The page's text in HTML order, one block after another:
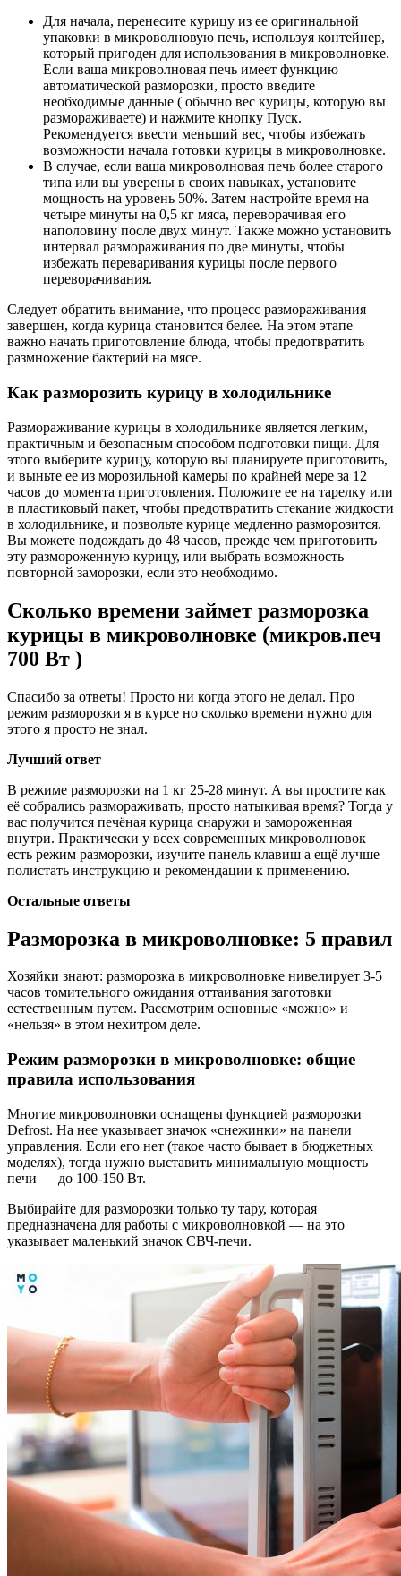
Для начала, перенесите курицу из ее оригинальной
упаковки в микроволновую печь, используя контейнер,
который пригоден для использования в микроволновке.
Если ваша микроволновая печь имеет функцию
автоматической разморозки, просто введите
необходимые данные ( обычно вес курицы, которую вы
размораживаете) и нажмите кнопку Пуск.
Рекомендуется ввести меньший вес, чтобы избежать
возможности начала готовки курицы в микроволновке.
В случае, если ваша микроволновая печь более старого
типа или вы уверены в своих навыках, установите
мощность на уровень 50%. Затем настройте время на
четыре минуты на 0,5 кг мяса, переворачивая его
наполовину после двух минут. Также можно установить
интервал размораживания по две минуты, чтобы
избежать переваривания курицы после первого
переворачивания.
Следует обратить внимание, что процесс размораживания
завершен, когда курица становится белее. На этом этапе
важно начать приготовление блюда, чтобы предотвратить
размножение бактерий на мясе.
Как разморозить курицу в холодильнике
Размораживание курицы в холодильнике является легким,
практичным и безопасным способом подготовки пищи. Для
этого выберите курицу, которую вы планируете приготовить,
и выньте ее из морозильной камеры по крайней мере за 12
часов до момента приготовления. Положите ее на тарелку или
в пластиковый пакет, чтобы предотвратить стекание жидкости
в холодильнике, и позвольте курице медленно разморозится.
Вы можете подождать до 48 часов, прежде чем приготовить
эту размороженную курицу, или выбрать возможность
повторной заморозки, если это необходимо.
Сколько времени займет разморозка
курицы в микроволновке (микров.печ
700 Вт )
Спасибо за ответы! Просто ни когда этого не делал. Про
режим разморозки я в курсе но сколько времени нужно для
этого я просто не знал.
Лучший ответ
В режиме разморозки на 1 кг 25-28 минут. А вы простите как
её собрались размораживать, просто натыкивая время? Тогда у
вас получится печёная курица снаружи и замороженная
внутри. Практически у всех современных микроволновок
есть режим разморозки, изучите панель клавиш а ещё лучше
полистать инструкцию и рекомендации к применению.
Остальные ответы
Разморозка в микроволновке: 5 правил
Хозяйки знают: разморозка в микроволновке нивелирует 3-5
часов томительного ожидания оттаивания заготовки
естественным путем. Рассмотрим основные «можно» и
«нельзя» в этом нехитром деле.
Режим разморозки в микроволновке: общие
правила использования
Многие микроволновки оснащены функцией разморозки
Defrost. На нее указывает значок «снежинки» на панели
управления. Если его нет (такое часто бывает в бюджетных
моделях), тогда нужно выставить минимальную мощность
печи — до 100-150 Вт.
Выбирайте для разморозки только ту тару, которая
предназначена для работы с микроволновкой — на это
указывает маленький значок СВЧ-печи.